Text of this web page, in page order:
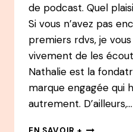
de podcast. Quel
Si vous n’avez pas
premiers rdvs, je
vivement de les
Nathalie est la
marque engagée qui
autrement. D’ailleurs,…
EN